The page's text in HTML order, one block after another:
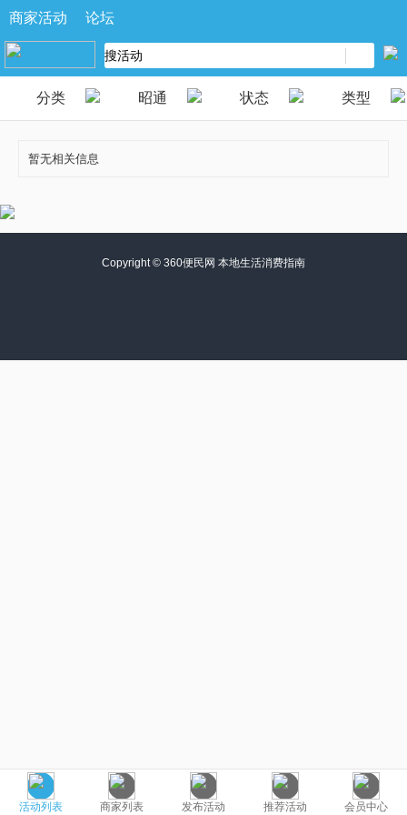
商家活动 论坛
分类 昭通 状态 类型
暂无相关信息
活动列表 商家列表 发布活动 推荐活动 会员中心
Copyright © 360便民网 本地生活消费指南